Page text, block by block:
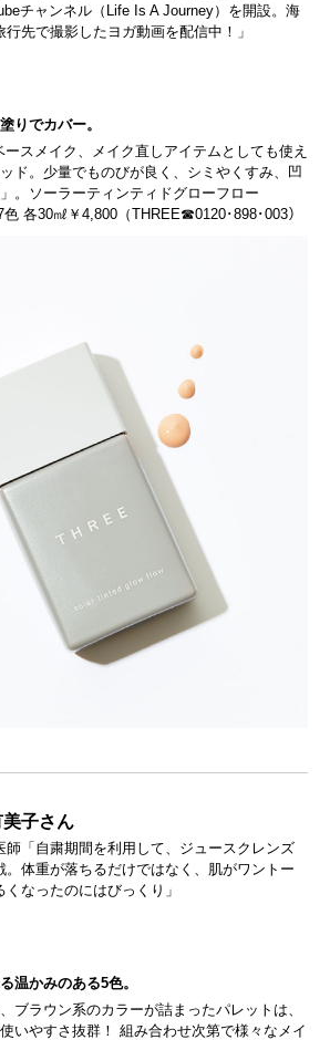
チャンネル（Life Is A Journey）を開設。海
行先で撮影したヨガ動画を配信中！」
りでカバー。
ースメイク、メイク直しアイテムとしても使え
ド。少量でものびが良く、シミやくすみ、凹
。ソーラーティンティドグローフロー
各30㎖￥4,800（THREE☎0120･898･003）
美子さん
師「自粛期間を利用して、ジュースクレンズ
。体重が落ちるだけではなく、肌がワントー
くなったのにはびっくり」
温かみのある5色。
ブラウン系のカラーが詰まったパレットは、
いやすさ抜群！ 組み合わせ次第で様々なメイ